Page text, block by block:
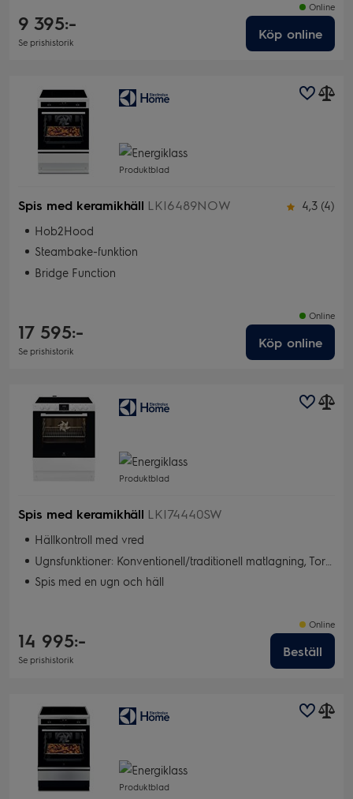
9 395:-
Se prishistorik
Online
Köp online
Produktblad
Spis med keramikhäll LKI6489NOW
4,3 (4)
Hob2Hood
Steambake-funktion
Bridge Function
17 595:-
Se prishistorik
Online
Köp online
Produktblad
Spis med keramikhäll LKI74440SW
Hällkontroll med vred
Ugnsfunktioner: Konventionell/traditionell matlagning, Torkning, Tillagning med fläkt, Snabbgrill, Bakning med fukt, Pizzaläge, Varmluft, Snabbgrill
Spis med en ugn och häll
14 995:-
Se prishistorik
Online
Beställ
Produktblad